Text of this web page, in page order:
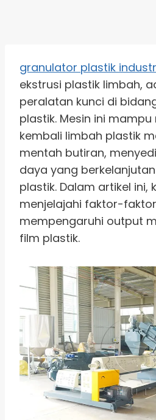
granulator plastik
ekstrusi plastik limbah,
peralatan kunci di
plastik. Mesin ini
kembali limbah plastik
mentah butiran,
daya yang
plastik. Dalam artikel ini,
menjelajahi faktor-
mempengaruhi output
film plastik.